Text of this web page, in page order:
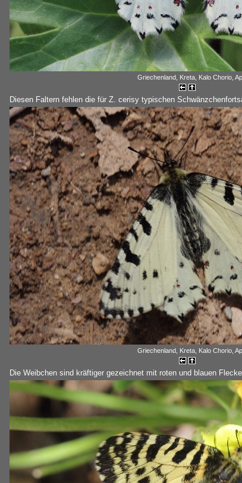
Griechenland, Kreta, Kalo Chorio,
Diesen Faltern fehlen die für Z. cerisy typischen
Griechenland, Kreta, Kalo Chorio,
Die Weibchen sind kräftiger gezeichnet mit roten und blauen